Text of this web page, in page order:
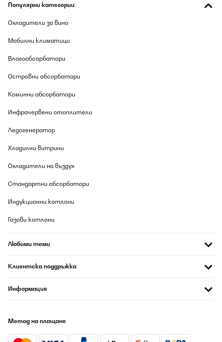
Популярни категории
Охладители за вино
Мобилни климатици
Влагоабсорбатори
Островни абсорбатори
Коминни абсорбатори
Инфрачервени отоплители
Ледогенератор
Хладилни витрини
Охладители на въздух
Стандартни абсорбатори
Индукционни котлони
Газови котлони
Любими теми
Клиентска поддръжка
Информация
Метод на плащане